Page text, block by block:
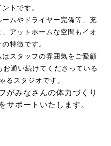
トです。
ムやドライヤー完備等、充
アットホームな空間もイオ
特徴です。
スタッフの雰囲気をご愛顧
通い続けてくださっている
るスタジオです。
がみなさんの体力づくり
サポートいたします。